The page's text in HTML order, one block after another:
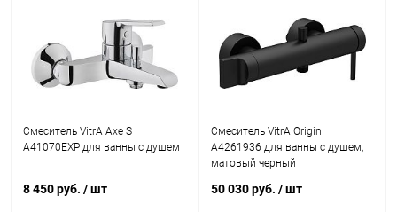
Смеситель VitrA Axe S
A41070EXP для ванны с душем
8 450 руб. / шт
Смеситель VitrA Origin
A4261936 для ванны с душем,
матовый черный
50 030 руб. / шт